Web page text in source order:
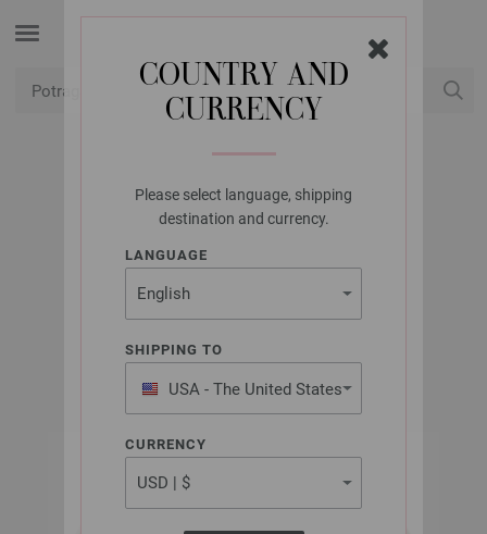
COUNTRY AND
CURRENCY
Please select language, shipping
destination and currency.
LANGUAGE
SHIPPING TO
USA - The United States
of America
CURRENCY
UNION KNOPF
UKRASNI KAMEN
451701/16MM